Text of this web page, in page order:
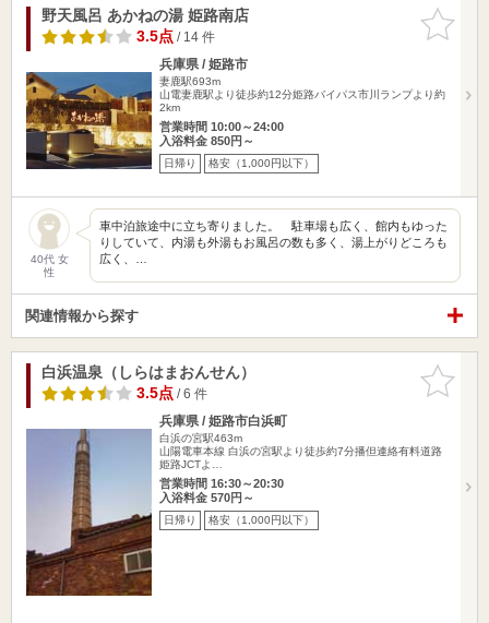
お気に入
りに追加
野天風呂 あかねの湯 姫路南店
3.5点/ 14 件
兵庫県 / 姫路市
妻鹿駅693m
山電妻鹿駅より徒歩約12分姫路バイパス市川ランプより約
2km
営業時間 10:00～24:00
入浴料金 850円～
日帰り 格安（1,000円以下）
40代 女
性
車中泊旅途中に立ち寄りました。 駐車場も広く、館内もゆった
りしていて、内湯も外湯もお風呂の数も多く、湯上がりどころも
広く、…
関連情報から探す
お気に入
りに追加
白浜温泉（しらはまおんせん）
3.5点/ 6 件
兵庫県 / 姫路市白浜町
白浜の宮駅463m
山陽電車本線 白浜の宮駅より徒歩約7分播但連絡有料道路
姫路JCTよ…
営業時間 16:30～20:30
入浴料金 570円～
日帰り 格安（1,000円以下）